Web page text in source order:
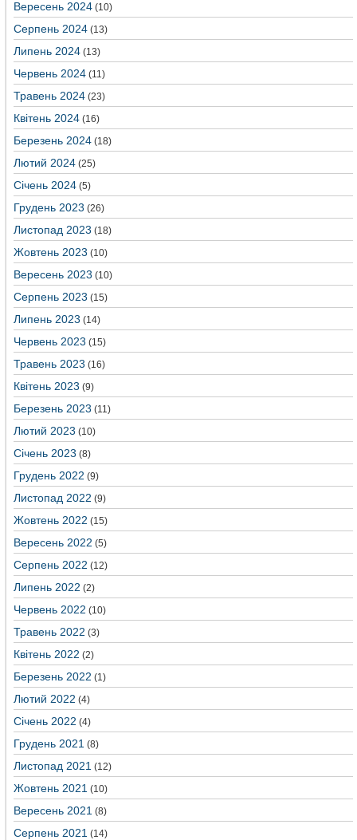
Вересень 2024 (10)
Серпень 2024 (13)
Липень 2024 (13)
Червень 2024 (11)
Травень 2024 (23)
Квітень 2024 (16)
Березень 2024 (18)
Лютий 2024 (25)
Січень 2024 (5)
Грудень 2023 (26)
Листопад 2023 (18)
Жовтень 2023 (10)
Вересень 2023 (10)
Серпень 2023 (15)
Липень 2023 (14)
Червень 2023 (15)
Травень 2023 (16)
Квітень 2023 (9)
Березень 2023 (11)
Лютий 2023 (10)
Січень 2023 (8)
Грудень 2022 (9)
Листопад 2022 (9)
Жовтень 2022 (15)
Вересень 2022 (5)
Серпень 2022 (12)
Липень 2022 (2)
Червень 2022 (10)
Травень 2022 (3)
Квітень 2022 (2)
Березень 2022 (1)
Лютий 2022 (4)
Січень 2022 (4)
Грудень 2021 (8)
Листопад 2021 (12)
Жовтень 2021 (10)
Вересень 2021 (8)
Серпень 2021 (14)